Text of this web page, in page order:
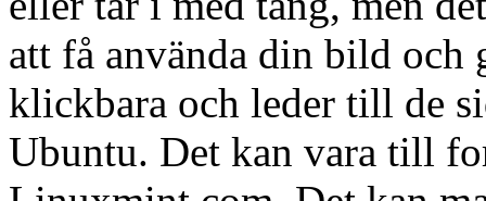
att få använda din bild och
klickbara och leder till de
Ubuntu. Det kan vara till